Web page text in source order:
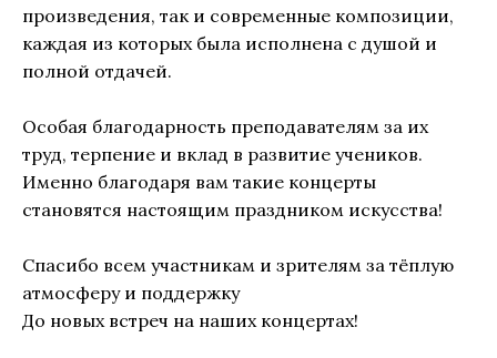
произведения, так и современные композиции,
каждая из которых была исполнена с душой и
полной отдачей.
Особая благодарность преподавателям за их
труд, терпение и вклад в развитие учеников.
Именно благодаря вам такие концерты
становятся настоящим праздником искусства!
Спасибо всем участникам и зрителям за тёплую
атмосферу и поддержку
До новых встреч на наших концертах!